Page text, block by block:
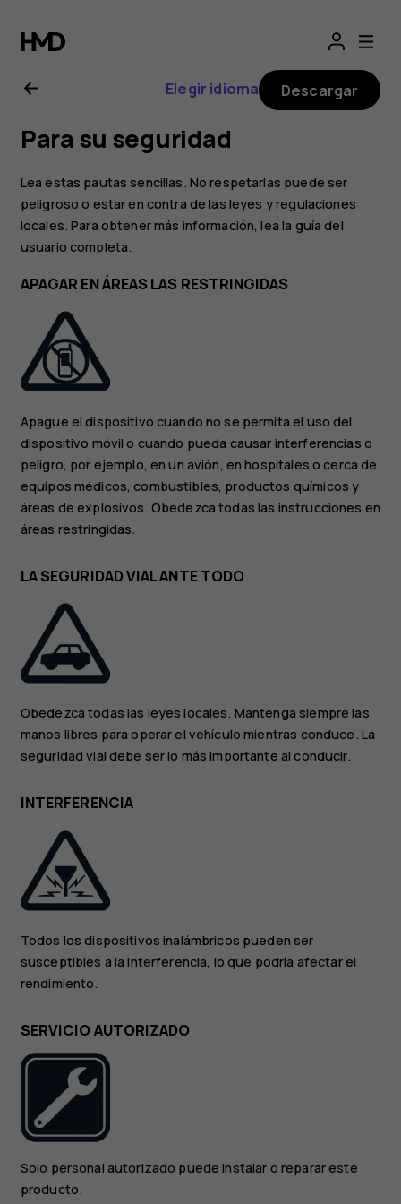
Manual
del
usuario
de
Nokia
Plus
Elegir idioma Descargar
Para su seguridad
Lea estas pautas sencillas. No respetarlas puede ser
peligroso o estar en contra de las leyes y regulaciones
locales. Para obtener más información, lea la guía del
usuario completa.
APAGAR EN ÁREAS LAS RESTRINGIDAS
Apague el dispositivo cuando no se permita el uso del
dispositivo móvil o cuando pueda causar interferencias o
peligro, por ejemplo, en un avión, en hospitales o cerca de
equipos médicos, combustibles, productos químicos y
áreas de explosivos. Obedezca todas las instrucciones en
áreas restringidas.
LA SEGURIDAD VIAL ANTE TODO
Obedezca todas las leyes locales. Mantenga siempre las
manos libres para operar el vehículo mientras conduce. La
seguridad vial debe ser lo más importante al conducir.
INTERFERENCIA
Todos los dispositivos inalámbricos pueden ser
susceptibles a la interferencia, lo que podría afectar el
rendimiento.
SERVICIO AUTORIZADO
Solo personal autorizado puede instalar o reparar este
producto.